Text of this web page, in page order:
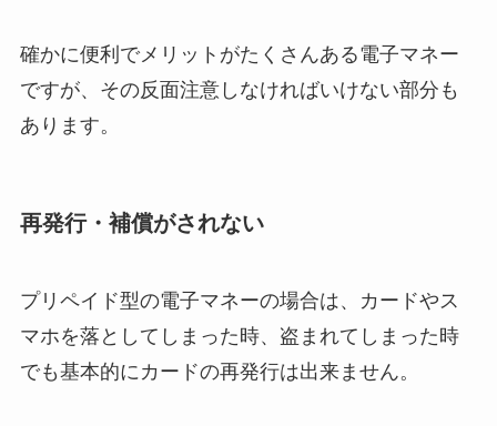
確かに便利でメリットがたくさんある電子マネー
ですが、その反面注意しなければいけない部分も
あります。
再発行・補償がされない
プリペイド型の電子マネーの場合は、カードやス
マホを落としてしまった時、盗まれてしまった時
でも基本的にカードの再発行は出来ません。